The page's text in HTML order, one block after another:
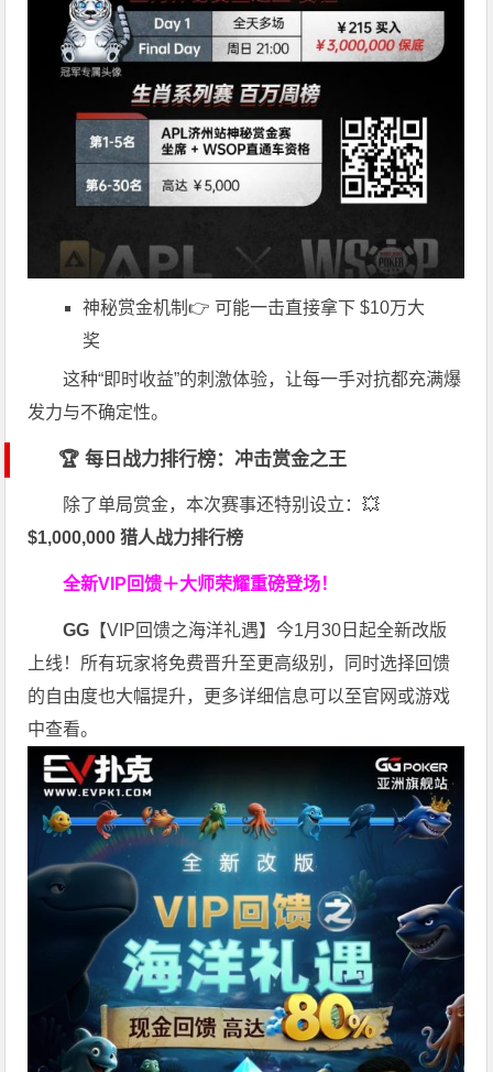
神秘赏金机制👉 可能一击直接拿下 $10万大
奖
这种“即时收益”的刺激体验，让每一手对抗都充满爆
发力与不确定性。
🏆 每日战力排行榜：冲击赏金之王
除了单局赏金，本次赛事还特别设立：💥
$1,000,000 猎人战力排行榜
全新VIP回馈＋大师荣耀重磅登场！
GG 【VIP回馈之海洋礼遇】今1月30日起全新改版
上线！所有玩家将免费晋升至更高级别，同时选择回馈
的自由度也大幅提升，更多详细信息可以至官网或游戏
中查看。